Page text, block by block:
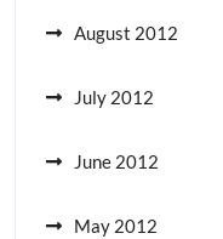
August 2012
July 2012
June 2012
May 2012